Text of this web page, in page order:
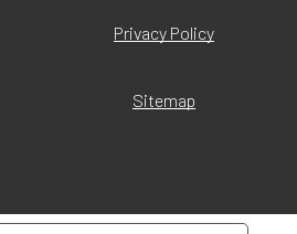
Privacy Policy
Sitemap